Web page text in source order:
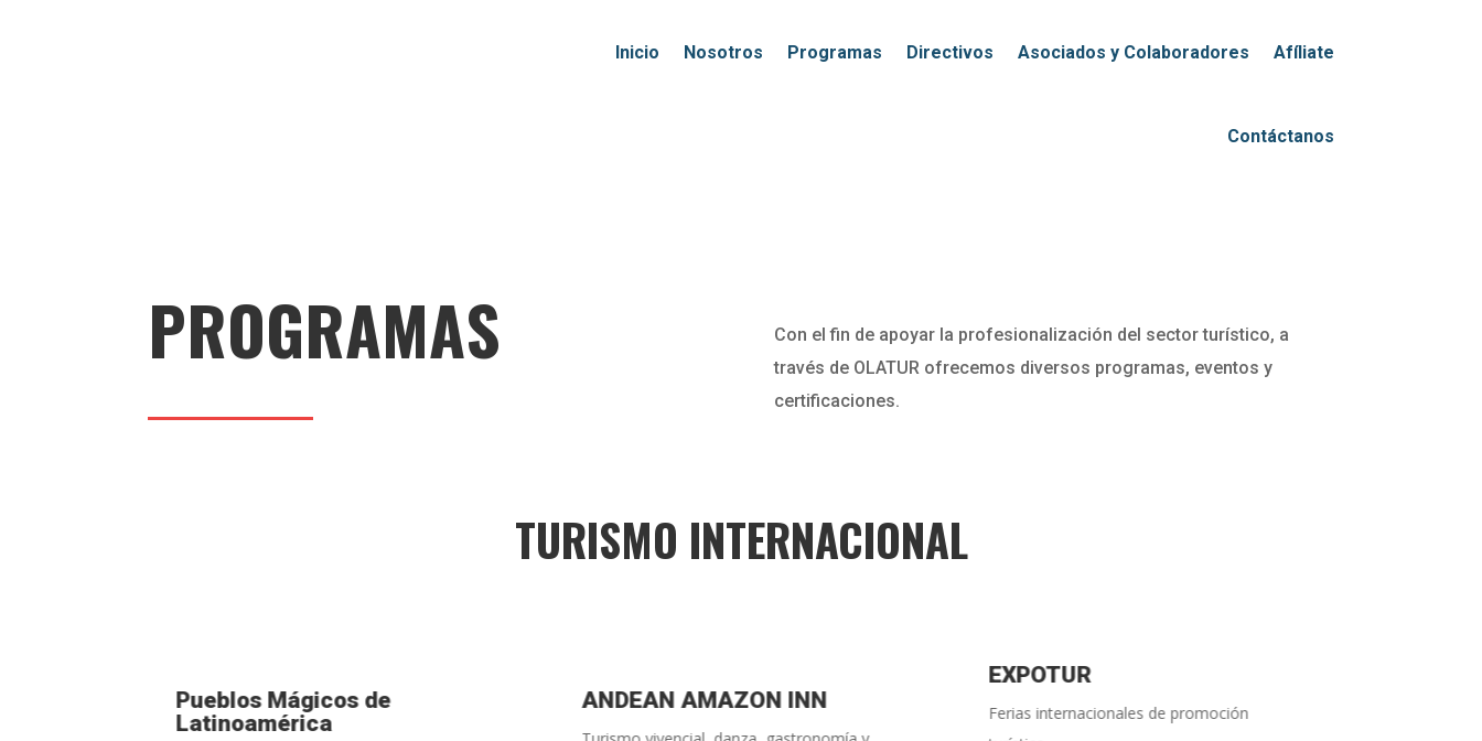
Inicio Nosotros Programas Directivos Asociados y Colaboradores Afíliate
Contáctanos
PROGRAMAS
Con el fin de apoyar la profesionalización del sector turístico, a
través de OLATUR ofrecemos diversos programas, eventos y
certificaciones.
TURISMO INTERNACIONAL
Pueblos Mágicos de
Latinoamérica
ANDEAN AMAZON INN
EXPOTUR
Ferias internacionales de promoción